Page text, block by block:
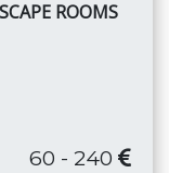
ROOMS
60 - 240